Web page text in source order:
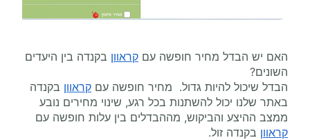
האם יש הבדל מחיר חופשה עם קראוון בקנדה בין היעדים
השונים?
הבדל שיכול להיות גדול. מחיר חופשה עם קראוון בקנדה
באתר שלנו יכול להשתנות בכל רגע, שינוי מחירים נובע
ממצב ההיצע והביקוש, מההבדלים בין עלות חופשה עם
קראוון בקנדה זול.